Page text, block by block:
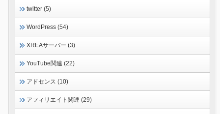
twitter (5)
WordPress (54)
XREAサーバー (3)
YouTube関連 (22)
アドセンス (10)
アフィリエイト関連 (29)